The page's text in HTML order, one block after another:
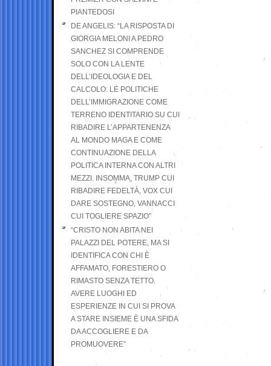
PIANTEDOSI
DE ANGELIS: “LA RISPOSTA DI
GIORGIA MELONI A PEDRO
SANCHEZ SI COMPRENDE
SOLO CON LA LENTE
DELL’IDEOLOGIA E DEL
CALCOLO: LE POLITICHE
DELL’IMMIGRAZIONE COME
TERRENO IDENTITARIO SU CUI
RIBADIRE L’APPARTENENZA
AL MONDO MAGA E COME
CONTINUAZIONE DELLA
POLITICA INTERNA CON ALTRI
MEZZI. INSOMMA, TRUMP CUI
RIBADIRE FEDELTÀ, VOX CUI
DARE SOSTEGNO, VANNACCI
CUI TOGLIERE SPAZIO”
“CRISTO NON ABITA NEI
PALAZZI DEL POTERE, MA SI
IDENTIFICA CON CHI È
AFFAMATO, FORESTIERO O
RIMASTO SENZA TETTO.
AVERE LUOGHI ED
ESPERIENZE IN CUI SI PROVA
A STARE INSIEME È UNA SFIDA
DA ACCOGLIERE E DA
PROMUOVERE”